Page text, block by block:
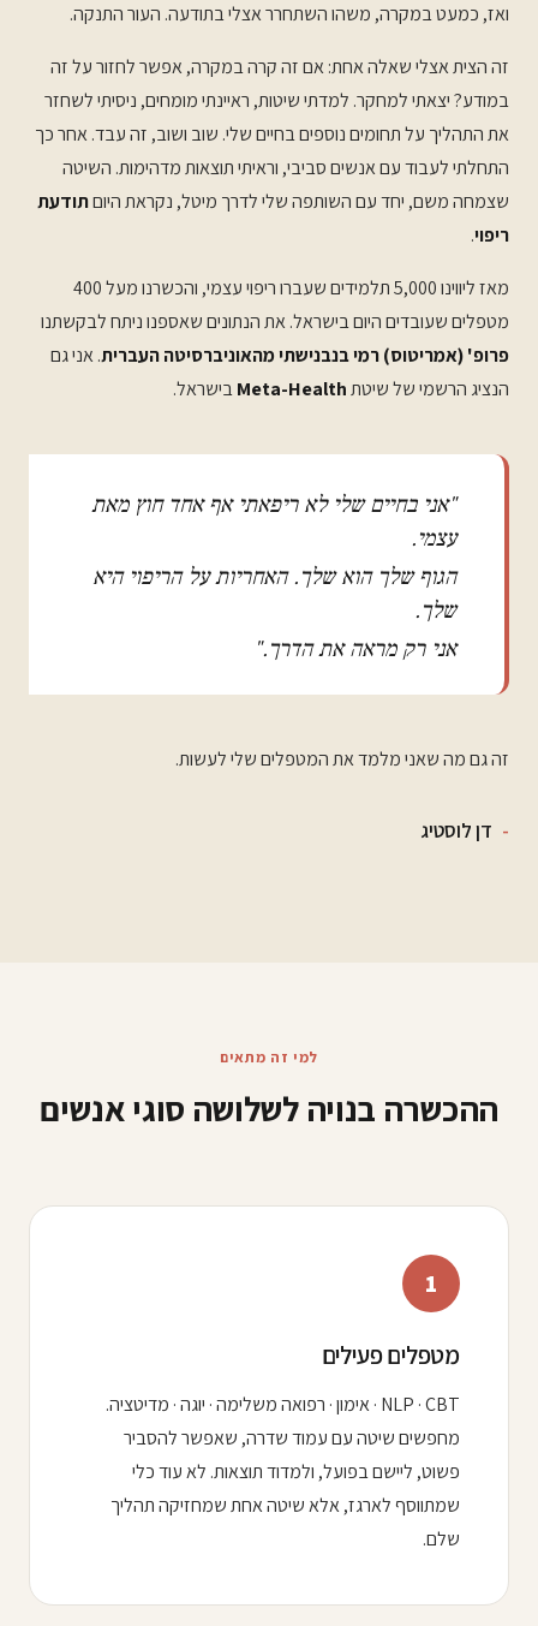
ואז, כמעט במקרה, משהו השתחרר אצלי בתודעה. העור התנקה.
זה הצית אצלי שאלה אחת: אם זה קרה במקרה, אפשר לחזור על זה
במודע? יצאתי למחקר. למדתי שיטות, ראיינתי מומחים, ניסיתי לשחזר
את התהליך על תחומים נוספים בחיים שלי. שוב ושוב, זה עבד. אחר כך
התחלתי לעבוד עם אנשים סביבי, וראיתי תוצאות מדהימות. השיטה
שצמחה משם, יחד עם השותפה שלי לדרך מיטל, נקראת היוםתודעת
ריפוי.
מאז ליווינו 5,000 תלמידים שעברו ריפוי עצמי, והכשרנו מעל 400
מטפלים שעובדים היום בישראל. את הנתונים שאספנו ניתח לבקשתנו
פרופ' (אמריטוס) רמי בנבנישתי מהאוניברסיטה העברית. אני גם
הנציג הרשמי של שיטתMeta-Healthבישראל.
"אני בחיים שלי לא ריפאתי אף אחד חוץ מאת
עצמי.
הגוף שלך הוא שלך. האחריות על הריפוי היא
שלך.
אני רק מראה את הדרך."
זה גם מה שאני מלמד את המטפלים שלי לעשות.
דן לוסטיג
למי זה מתאים
ההכשרה בנויה לשלושה סוגי אנשים
1
מטפלים פעילים
NLP · CBT · אימון · רפואה משלימה · יוגה · מדיטציה.
מחפשים שיטה עם עמוד שדרה, שאפשר להסביר
פשוט, ליישם בפועל, ולמדוד תוצאות. לא עוד כלי
שמתווסף לארגז, אלא שיטה אחת שמחזיקה תהליך
שלם.